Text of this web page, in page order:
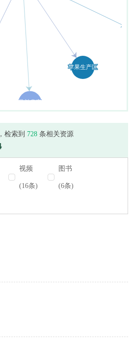
，检索到 728 条相关资源
视频
(16条)
图书
(6条)